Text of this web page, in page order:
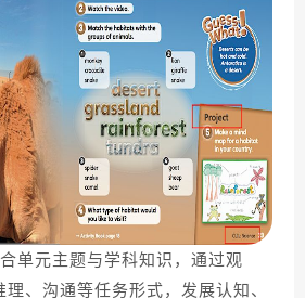
单元主题与学科知识，通过观
、沟通等任务形式，发展认知、